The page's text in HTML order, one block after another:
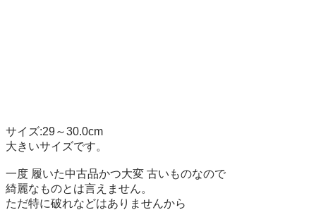
サイズ:29～30.0cm
大きいサイズです。
一度 履いた中古品かつ大変 古いものなので
綺麗なものとは言えません。
ただ特に破れなどはありませんから